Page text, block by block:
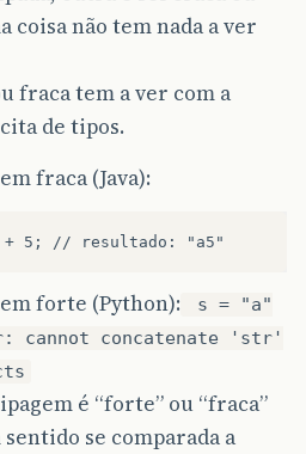
coisa não tem nada a ver
fraca tem a ver com a
de tipos.
fraca (Java):
forte (Python):
s = "a"
cannot concatenate 'str'
é “forte” ou “fraca”
se comparada a